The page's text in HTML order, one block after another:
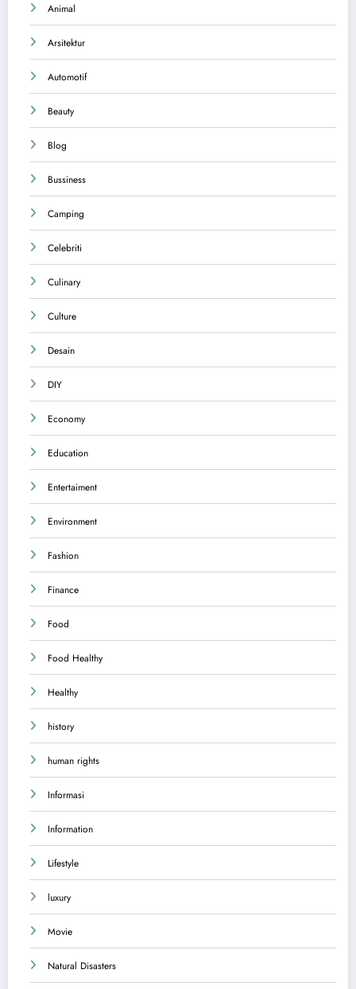
Animal
Arsitektur
Automotif
Beauty
Blog
Bussiness
Camping
Celebriti
Culinary
Culture
Desain
DIY
Economy
Education
Entertaiment
Environment
Fashion
Finance
Food
Food Healthy
Healthy
history
human rights
Informasi
Information
Lifestyle
luxury
Movie
Natural Disasters